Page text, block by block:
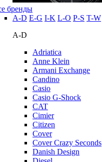
бренды
A-D E-G I-K L-O P-S T-W
A-D
Adriatica
Anne Klein
Armani Exchange
Candino
Casio
Casio G-Shock
CAT
Cimier
Citizen
Cover
Cover Crazy Seconds
Danish Design